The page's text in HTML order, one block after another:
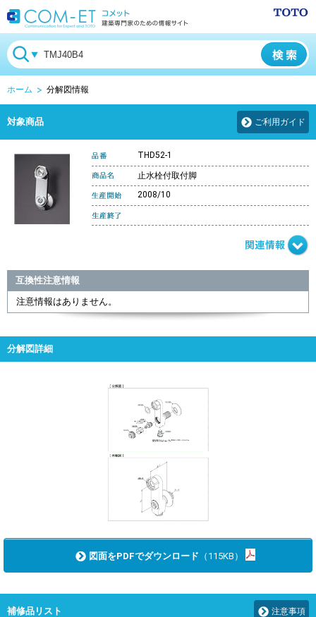
ホーム 分解図情報
対象商品 ご利用ガイド
THD52-1
止水栓付取付脚
2008/10
互換性注意情報
注意情報はありません。
分解図詳細
図面をPDFでダウンロード （115KB）
補修品リスト 注意事項